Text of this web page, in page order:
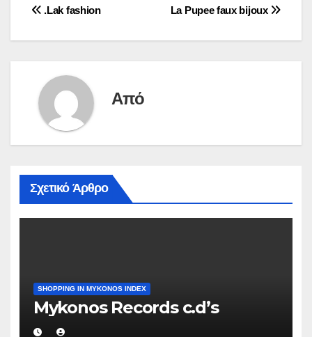
Πλοήγηση
άρθρων
La Pupee faux bijoux
.Lak fashion
Από
Σχετικό Άρθρο
SHOPPING IN MYKONOS INDEX
Mykonos Records c.d’s